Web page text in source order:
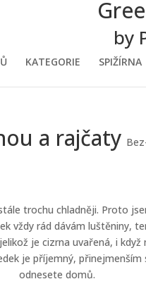
by
KATEGORIE SPIŽÍRNA
a rajčaty
trochu chladněji. Proto
vždy rád dávám luštěniny,
je cizrna uvařená, i když
je příjemný,
odnesete domů.